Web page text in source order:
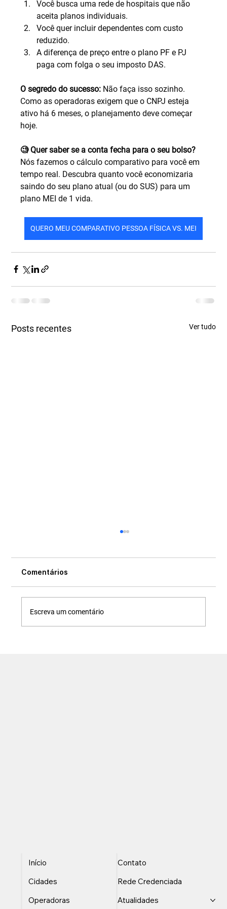
Você busca uma rede de hospitais que não
aceita planos individuais.
Você quer incluir dependentes com custo
reduzido.
A diferença de preço entre o plano PF e PJ
paga com folga o seu imposto DAS.
O segredo do sucesso: Não faça isso sozinho.
Como as operadoras exigem que o CNPJ esteja
ativo há 6 meses, o planejamento deve começar
hoje.
🧐 Quer saber se a conta fecha para o seu bolso?
Nós fazemos o cálculo comparativo para você em
tempo real. Descubra quanto você economizaria
saindo do seu plano atual (ou do SUS) para um
plano MEI de 1 vida.
QUERO MEU COMPARATIVO PESSOA FÍSICA VS. MEI
Posts recentes Ver tudo
Comentários
Escreva um comentário
Início
Cidades
Operadoras
Contato
Rede Credenciada
Atualidades